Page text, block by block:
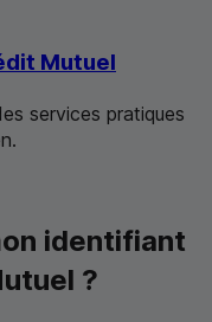
Mutuel
services pratiques
identifiant
?